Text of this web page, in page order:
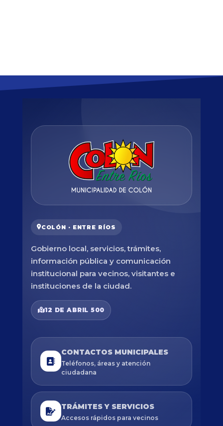
COLÓN · ENTRE RÍOS
Gobierno local, servicios, trámites,
información pública y comunicación
institucional para vecinos, visitantes e
instituciones de la ciudad.
12 DE ABRIL 500
CONTACTOS MUNICIPALES
Teléfonos, áreas y atención
ciudadana
TRÁMITES Y SERVICIOS
Accesos rápidos para vecinos